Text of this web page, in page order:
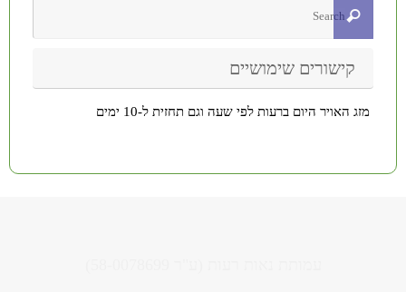
קישורים שימושיים
מזג האויר היום ברעות לפי שעה וגם תחזית ל-10 ימים